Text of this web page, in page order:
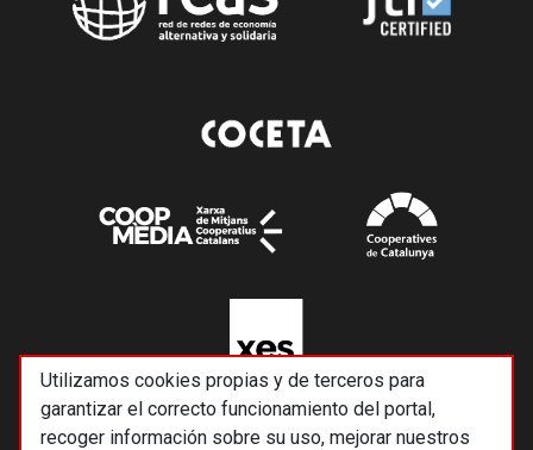
Utilizamos cookies propias y de terceros para
garantizar el correcto funcionamiento del portal,
recoger información sobre su uso, mejorar nuestros